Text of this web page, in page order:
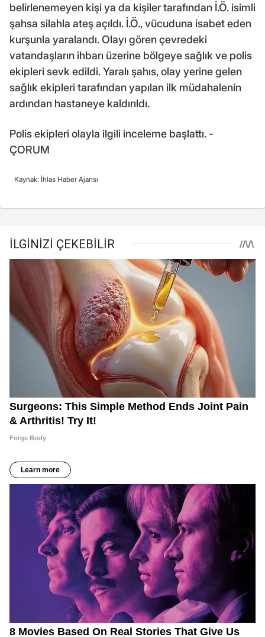
belirlenemeyen kişi ya da kişiler tarafından İ.Ö. isimli
şahsa silahla ateş açıldı. İ.Ö., vücuduna isabet eden
kurşunla yaralandı. Olayı gören çevredeki
vatandaşların ihbarı üzerine bölgeye sağlık ve polis
ekipleri sevk edildi. Yaralı şahıs, olay yerine gelen
sağlık ekipleri tarafından yapılan ilk müdahalenin
ardından hastaneye kaldırıldı.
Polis ekipleri olayla ilgili inceleme başlattı. -
ÇORUM
Kaynak: İhlas Haber Ajansı